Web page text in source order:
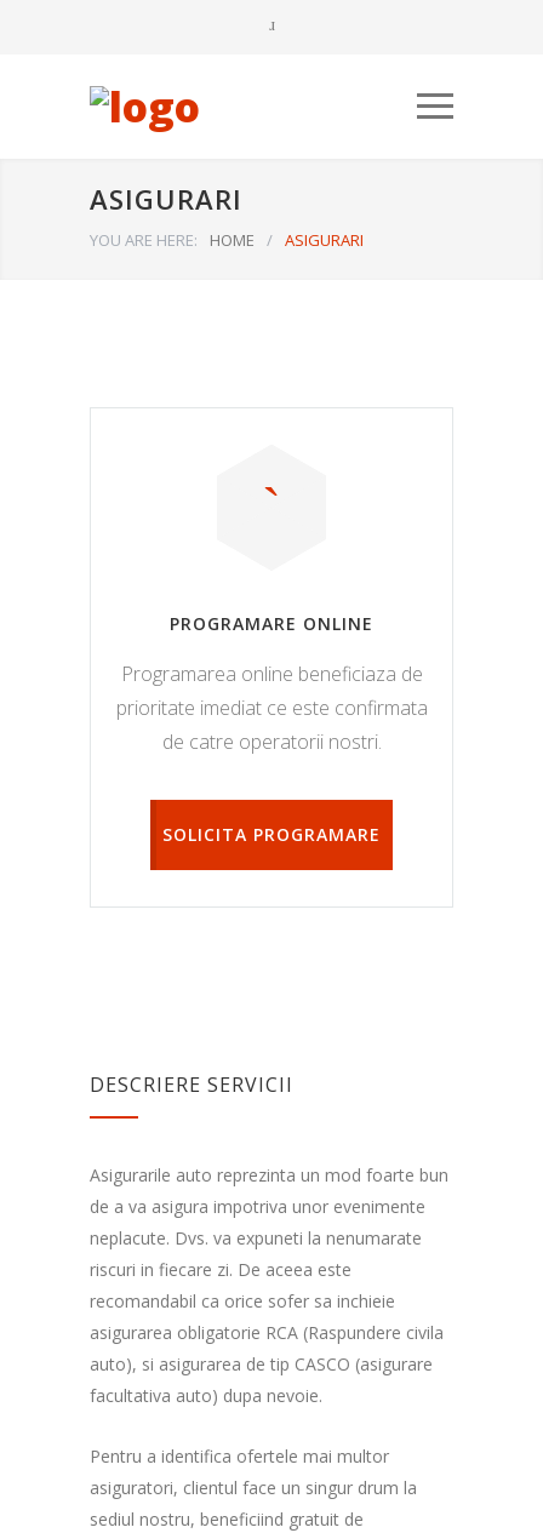
ASIGURARI
YOU ARE HERE: HOME / ASIGURARI
PROGRAMARE ONLINE
Programarea online beneficiaza de
prioritate imediat ce este confirmata
de catre operatorii nostri.
SOLICITA PROGRAMARE
DESCRIERE SERVICII
Asigurarile auto reprezinta un mod foarte bun
de a va asigura impotriva unor evenimente
neplacute. Dvs. va expuneti la nenumarate
riscuri in fiecare zi. De aceea este
recomandabil ca orice sofer sa inchieie
asigurarea obligatorie RCA (Raspundere civila
auto), si asigurarea de tip CASCO (asigurare
facultativa auto) dupa nevoie.
Pentru a identifica ofertele mai multor
asiguratori, clientul face un singur drum la
sediul nostru, beneficiind gratuit de